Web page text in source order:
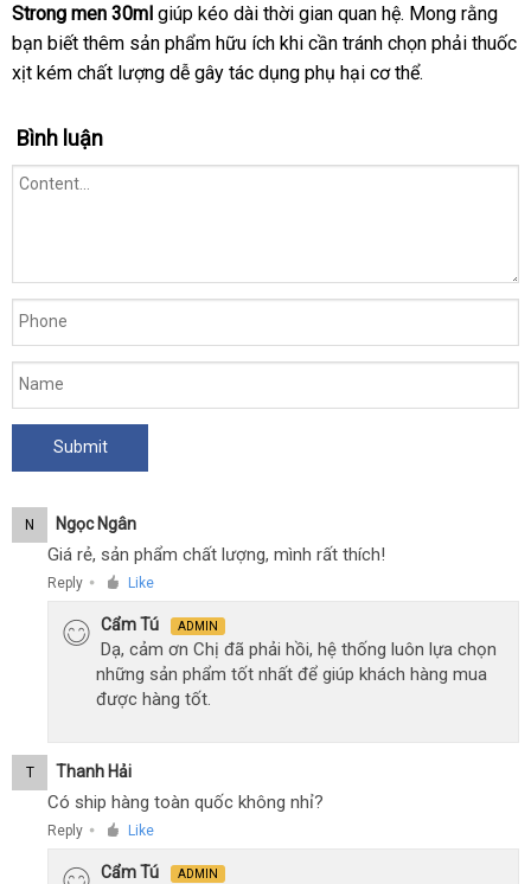
xịt
Strong
men
thời
gian
-
tâm
Strong men 30ml giúp kéo dài thời gian quan hệtiết
kiệm
. Mong rằng
bạn biết thêm sản phẩm hữu ích khi cần tránh chọn phải thuốc
xịt kém chất lượng dễ gây tác dụng phụ hại cơ thể.
Bình luận
N Ngọc Ngân
Giá rẻ, sản phẩm chất lượng, mình rất thích!
Reply ● Like
Cẩm Tú ADMIN
Dạ, cảm ơn Chị đã phải hồi, hệ thống luôn lựa chọn
những sản phẩm tốt nhất để giúp khách hàng mua
được hàng tốt.
T Thanh Hải
Có ship hàng toàn quốc không nhỉ?
Reply ● Like
Cẩm Tú ADMIN